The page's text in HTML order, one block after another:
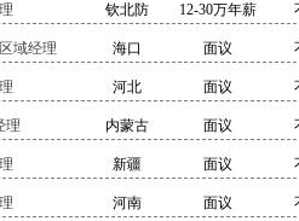
钦北防 12-30万年薪
域经理 海口 面议
河北 面议
理 内蒙古 面议
新疆 面议
河南 面议